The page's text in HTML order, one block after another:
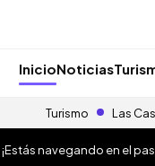
InicioNoticias
Turismo Las
¡Estás navegando en el